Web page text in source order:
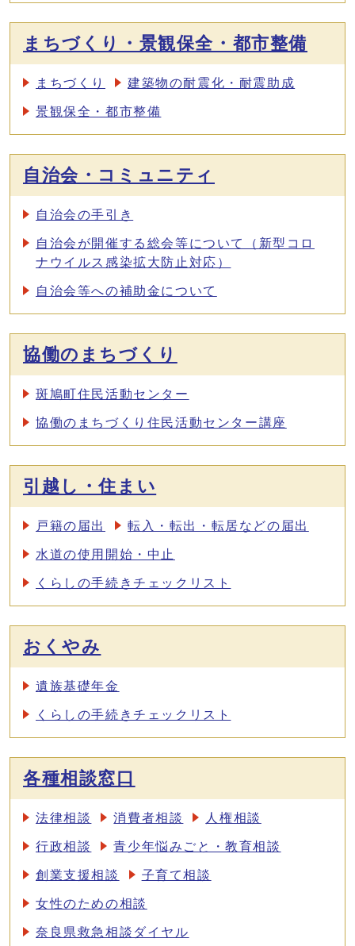
まちづくり・景観保全・都市整備
まちづくり 建築物の耐震化・耐震助成
景観保全・都市整備
自治会・コミュニティ
自治会の手引き
自治会が開催する総会等について（新型コロ
ナウイルス感染拡大防止対応）
自治会等への補助金について
協働のまちづくり
斑鳩町住民活動センター
協働のまちづくり住民活動センター講座
引越し・住まい
戸籍の届出 転入・転出・転居などの届出
水道の使用開始・中止
くらしの手続きチェックリスト
おくやみ
遺族基礎年金
くらしの手続きチェックリスト
各種相談窓口
法律相談 消費者相談 人権相談
行政相談 青少年悩みごと・教育相談
創業支援相談 子育て相談
女性のための相談
奈良県救急相談ダイヤル